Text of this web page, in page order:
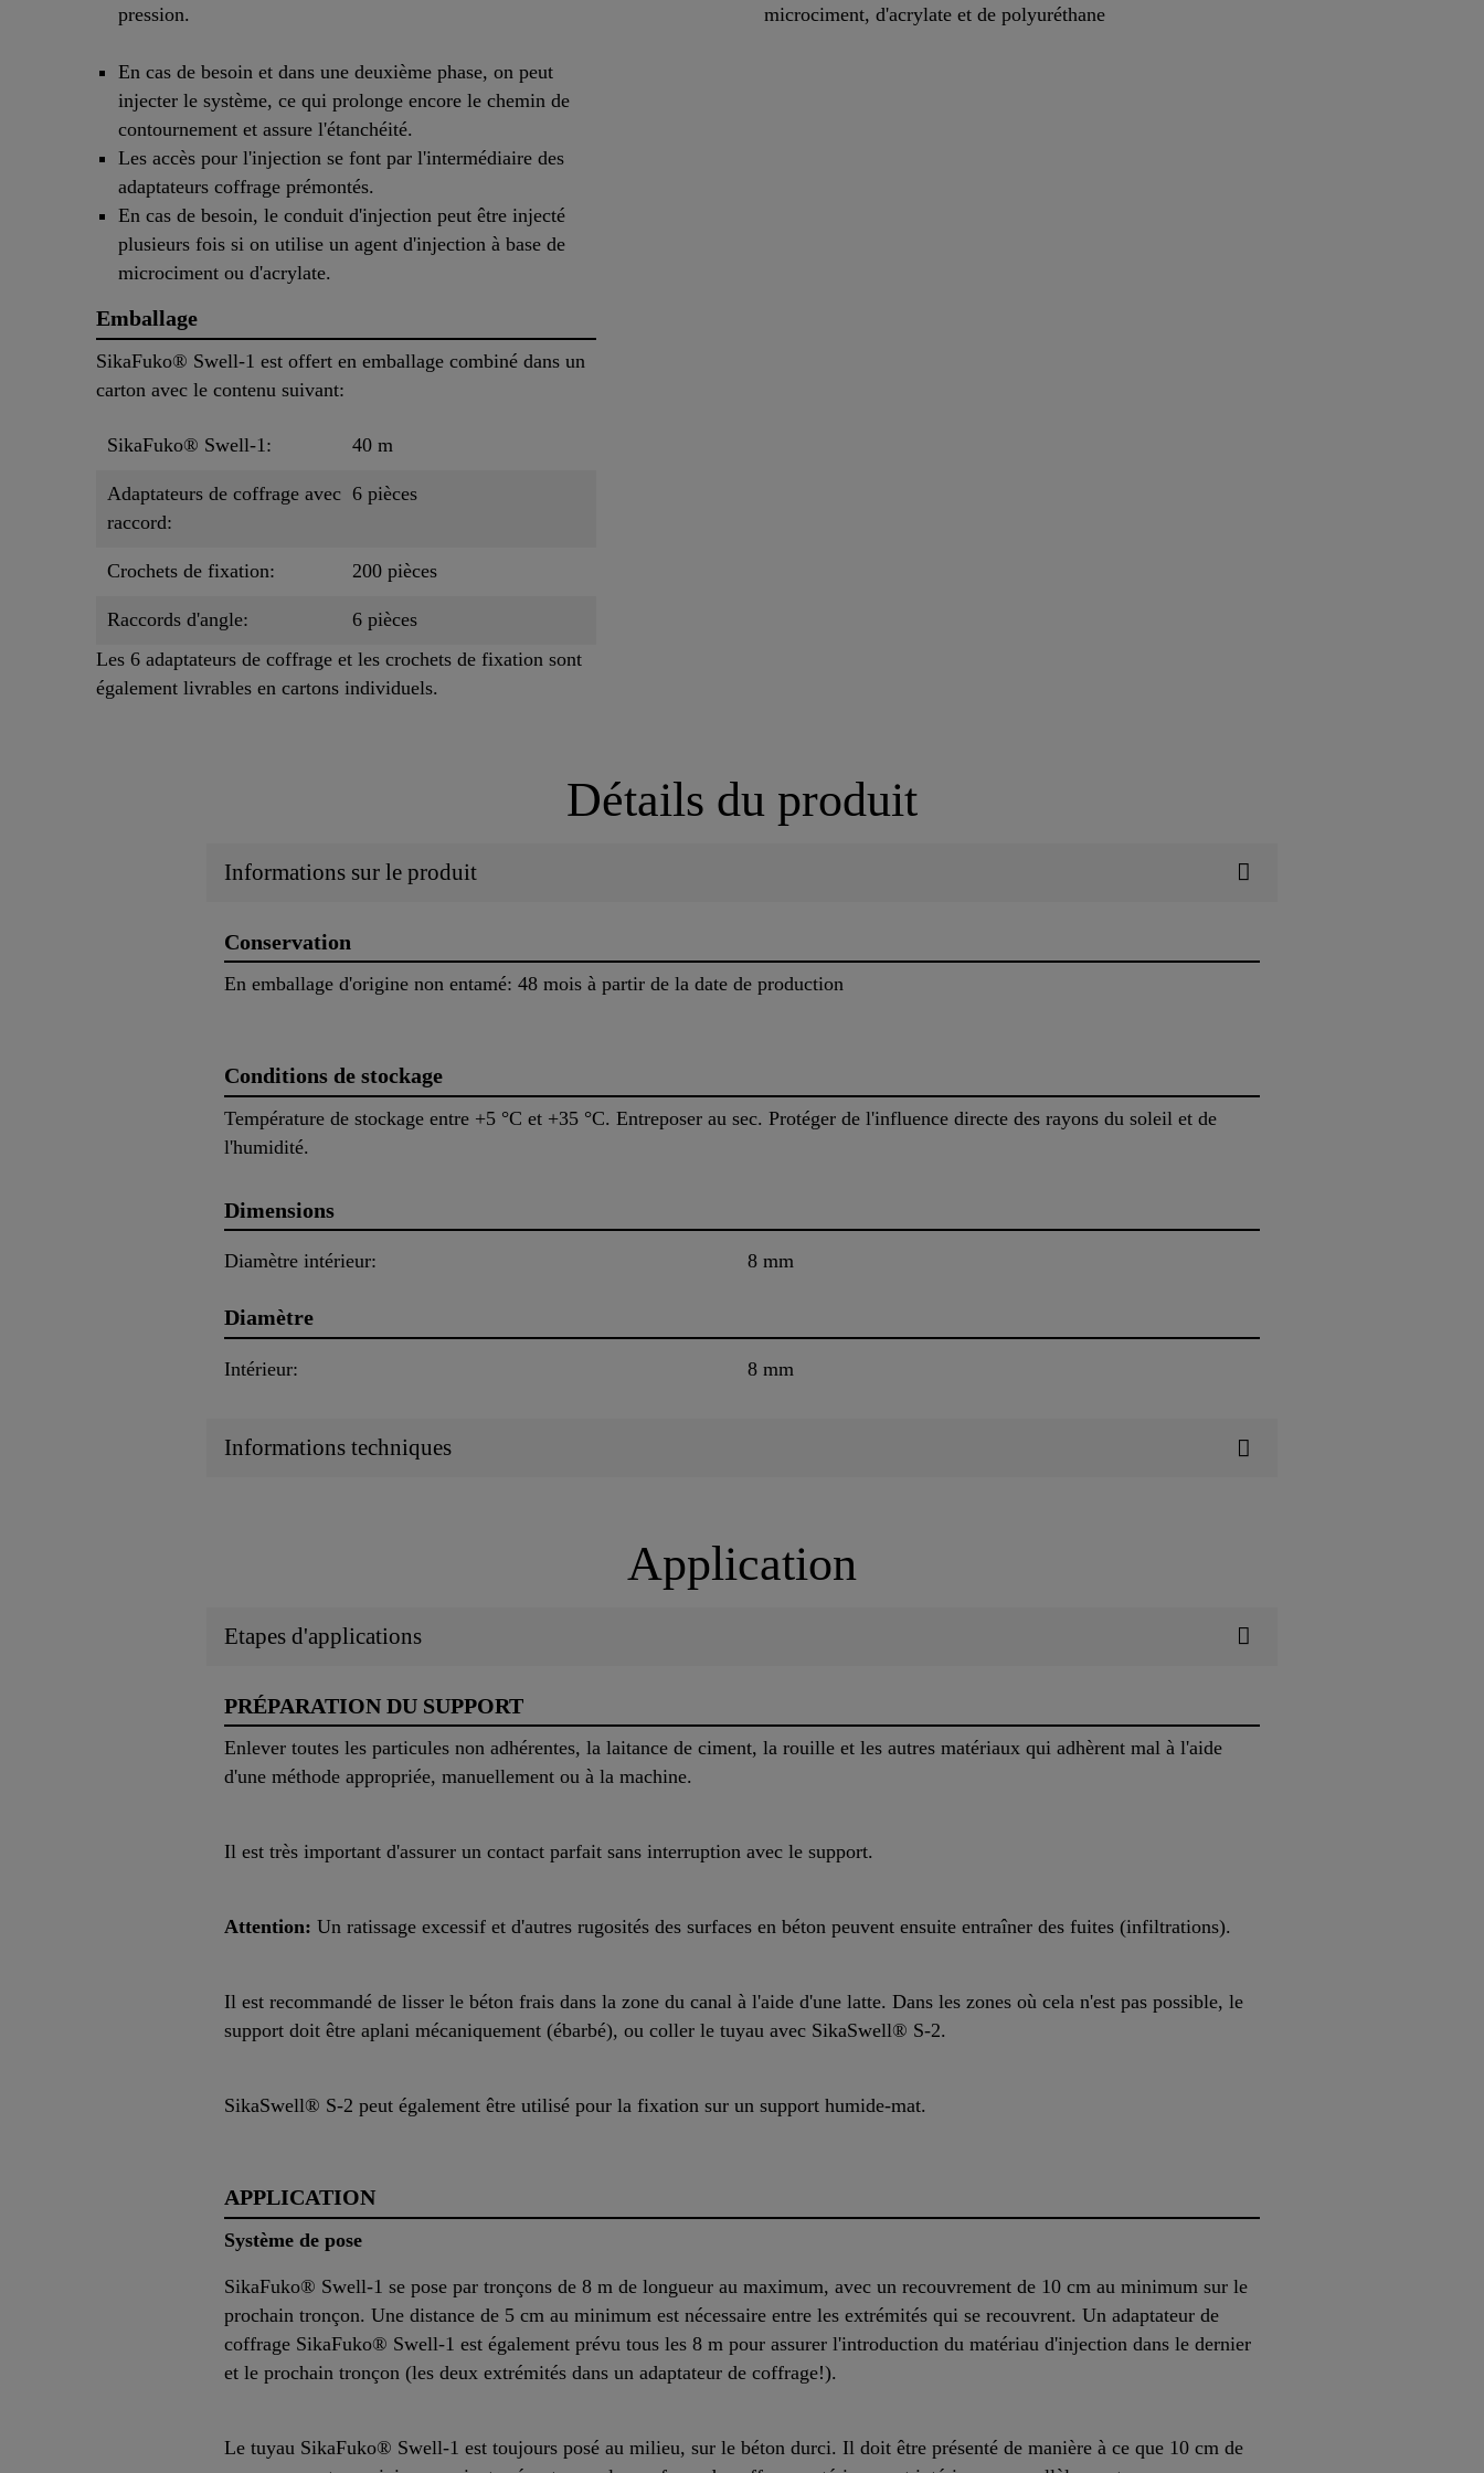
pression.
En cas de besoin et dans une deuxième phase, on peut
injecter le système, ce qui prolonge encore le chemin de
contournement et assure l'étanchéité.
Les accès pour l'injection se font par l'intermédiaire des
adaptateurs coffrage prémontés.
En cas de besoin, le conduit d'injection peut être injecté
plusieurs fois si on utilise un agent d'injection à base de
microciment ou d'acrylate.
microciment, d'acrylate et de polyuréthane
Emballage
SikaFuko® Swell-1 est offert en emballage combiné dans un
carton avec le contenu suivant:
SikaFuko® Swell-1: 40 m
Adaptateurs de coffrage avec
raccord:
6 pièces
Crochets de fixation: 200 pièces
Raccords d'angle:
6 pièces
Les 6 adaptateurs de coffrage et les crochets de fixation sont
également livrables en cartons individuels.
Détails du produit
Informations sur le produit
Conservation
En emballage d'origine non entamé: 48 mois à partir de la date de production
Conditions de stockage
Température de stockage entre +5 °C et +35 °C. Entreposer au sec. Protéger de l'influence directe des rayons du soleil et de
l'humidité.
Dimensions
Diamètre intérieur: 8 mm
Diamètre
Intérieur: 8 mm
Informations techniques
Application
Etapes d'applications
PRÉPARATION DU SUPPORT
Enlever toutes les particules non adhérentes, la laitance de ciment, la rouille et les autres matériaux qui adhèrent mal à l'aide
d'une méthode appropriée, manuellement ou à la machine.
Il est très important d'assurer un contact parfait sans interruption avec le support.
Attention: Un ratissage excessif et d'autres rugosités des surfaces en béton peuvent ensuite entraîner des fuites (infiltrations).
Il est recommandé de lisser le béton frais dans la zone du canal à l'aide d'une latte. Dans les zones où cela n'est pas possible, le
support doit être aplani mécaniquement (ébarbé), ou coller le tuyau avec SikaSwell® S-2.
SikaSwell® S-2 peut également être utilisé pour la fixation sur un support humide-mat.
APPLICATION
Système de pose
SikaFuko® Swell-1 se pose par tronçons de 8 m de longueur au maximum, avec un recouvrement de 10 cm au minimum sur le
prochain tronçon. Une distance de 5 cm au minimum est nécessaire entre les extrémités qui se recouvrent. Un adaptateur de
coffrage SikaFuko® Swell-1 est également prévu tous les 8 m pour assurer l'introduction du matériau d'injection dans le dernier
et le prochain tronçon (les deux extrémités dans un adaptateur de coffrage!).
Le tuyau SikaFuko® Swell-1 est toujours posé au milieu, sur le béton durci. Il doit être présenté de manière à ce que 10 cm de